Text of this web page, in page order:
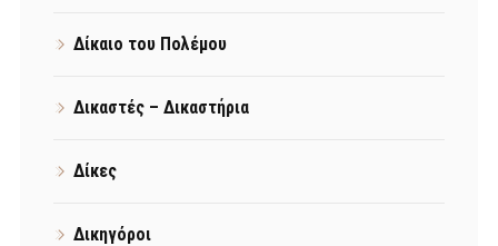
Δίκαιο του Πολέμου
Δικαστές – Δικαστήρια
Δίκες
Δικηγόροι